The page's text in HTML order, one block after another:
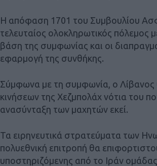
Η απόφαση 1701 του Συμβουλίου
τελευταίος ολοκληρωτικός
βάση της συμφωνίας και οι
εφαρμογή της συνθήκης.
Σύμφωνα με τη συμφωνία, ο Λίβανος
κινήσεων της Χεζμπολάχ νότια του
ανασύνταξη των μαχητών εκεί.
Τα ειρηνευτικά στρατεύματα των
πολυεθνική επιτροπή θα
υποστηριζόμενης από το Ιράν